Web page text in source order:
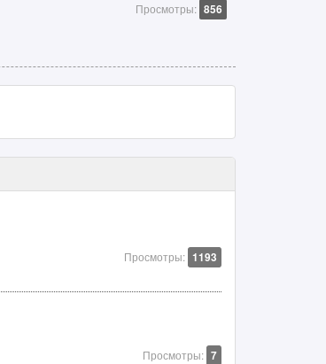
Просмотры: 856
Просмотры: 1193
Просмотры: 7